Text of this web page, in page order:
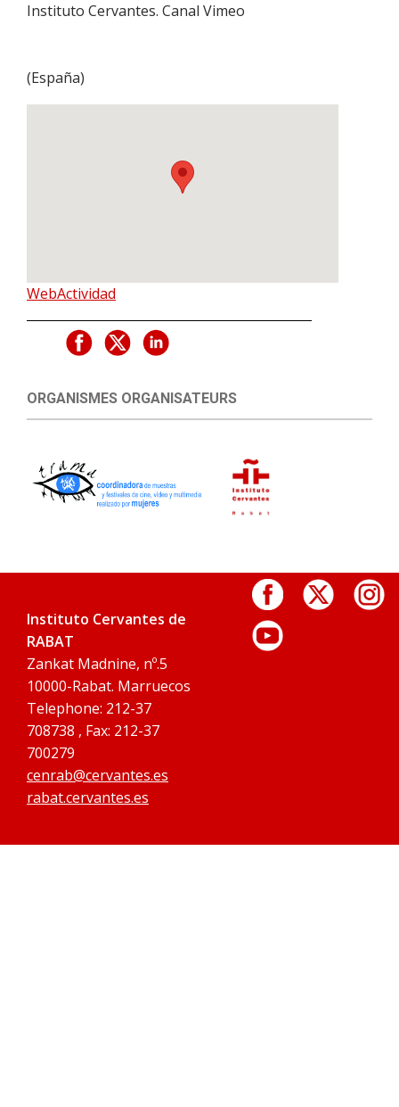
Instituto Cervantes. Canal Vimeo
(España)
WebActividad
ORGANISMES ORGANISATEURS
Instituto Cervantes de
RABAT
Zankat Madnine, nº.5
10000-Rabat. Marruecos
Telephone: 212-37
708738 , Fax: 212-37
700279
cenrab@cervantes.es
rabat.cervantes.es